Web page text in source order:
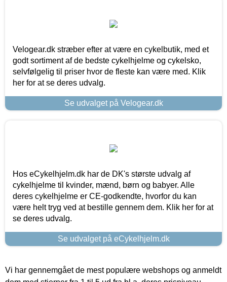
Velogear.dk stræber efter at være en cykelbutik, med et
godt sortiment af de bedste cykelhjelme og cykelsko,
selvfølgelig til priser hvor de fleste kan være med. Klik
her for at se deres udvalg.
Se udvalget på Velogear.dk
Hos eCykelhjelm.dk har de DK's største udvalg af
cykelhjelme til kvinder, mænd, børn og babyer. Alle
deres cykelhjelme er CE-godkendte, hvorfor du kan
være helt tryg ved at bestille gennem dem. Klik her for at
se deres udvalg.
Se udvalget på eCykelhjelm.dk
Vi har gennemgået de mest populære webshops og anmeldt